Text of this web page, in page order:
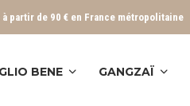
partir de 90 € en France métropolitaine
BENE GANGZAÏ